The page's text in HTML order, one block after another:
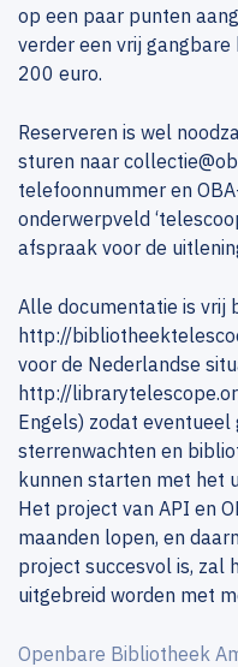
op een paar punten
verder een vrij
200 euro.
Reserveren is wel
sturen naar
telefoonnummer en
onderwerpveld
afspraak voor de
Alle documentatie is vrij
http://
voor de Nederlandse
http://
Engels) zodat eventueel
sterrenwachten en
kunnen starten met het
Het project van API en
maanden lopen, en
project succesvol is, zal
uitgebreid worden met
Openbare Bibliotheek